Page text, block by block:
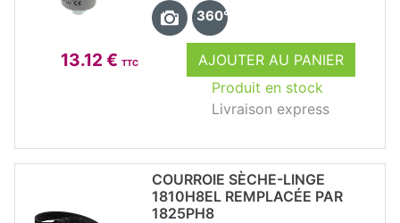
13.12 € TTC
AJOUTER AU PANIER
Produit en stock
Livraison express
360°
COURROIE SÈCHE-LINGE
1810H8EL REMPLACÉE PAR
1825PH8